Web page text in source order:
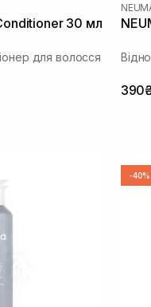
30 мл
для волосся
-40%